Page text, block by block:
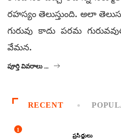
రహస్యం తెలుస్తుంది. అలా
గురువు కాదు పరమ
వేమన.
పూర్తి వివరాలు ...
RECENT
1
ప్రసిద్ధులు